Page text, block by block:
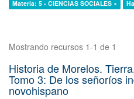
Materia: 5 - CIENCIAS SOCIALES ×
Mostrando recursos 1-1 de 1
Historia de Morelos.
Tomo 3: De los señoríos
novohispano